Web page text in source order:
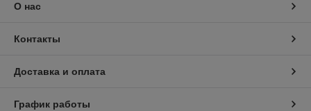
О нас
Контакты
Доставка и оплата
График работы